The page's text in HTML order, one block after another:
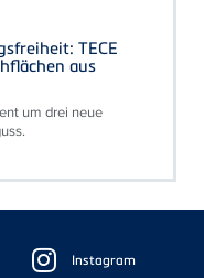
TECE
aus
um drei neue
Instagram